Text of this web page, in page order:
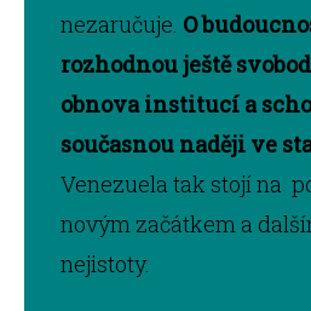
nezaručuje. O
rozhodnou ještě
obnova institucí a
současnou naději ve
Venezuela tak stojí na
novým začátkem a
nejistoty.